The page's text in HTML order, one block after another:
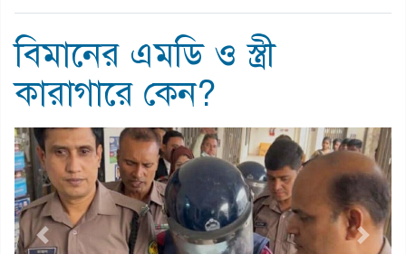
বিমানের এমডি ও স্ত্রী
কারাগারে কেন?